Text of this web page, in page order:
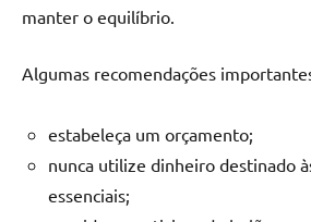
manter o equilíbrio.
Algumas recomendações
estabeleça um orçamento;
nunca utilize dinheiro destinado
essenciais;